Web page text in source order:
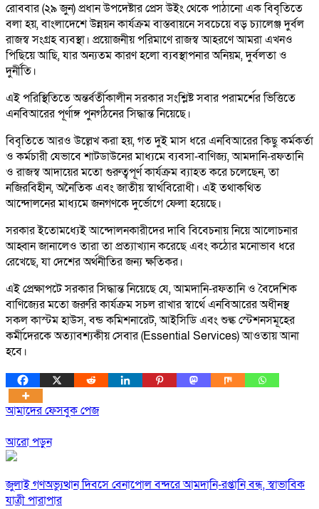
রোববার (২৯ জুন) প্রধান উপদেষ্টার প্রেস উইং থেকে পাঠানো এক বিবৃতিতে
বলা হয়, বাংলাদেশে উন্নয়ন কার্যক্রম বাস্তবায়নে সবচেয়ে বড় চ্যালেঞ্জ দুর্বল
রাজস্ব সংগ্রহ ব্যবস্থা। প্রয়োজনীয় পরিমাণে রাজস্ব আহরণে আমরা এখনও
পিছিয়ে আছি, যার অন্যতম কারণ হলো ব্যবস্থাপনার অনিয়ম, দুর্বলতা ও
দুর্নীতি।
এই পরিস্থিতিতে অন্তর্বর্তীকালীন সরকার সংশ্লিষ্ট সবার পরামর্শের ভিত্তিতে
এনবিআরের পূর্ণাঙ্গ পুনর্গঠনের সিদ্ধান্ত নিয়েছে।
বিবৃতিতে আরও উল্লেখ করা হয়, গত দুই মাস ধরে এনবিআরের কিছু কর্মকর্তা
ও কর্মচারী যেভাবে শাটডাউনের মাধ্যমে ব্যবসা-বাণিজ্য, আমদানি-রফতানি
ও রাজস্ব আদায়ের মতো গুরুত্বপূর্ণ কার্যক্রম ব্যাহত করে চলেছেন, তা
নজিরবিহীন, অনৈতিক এবং জাতীয় স্বার্থবিরোধী। এই তথাকথিত
আন্দোলনের মাধ্যমে জনগণকে দুর্ভোগে ফেলা হয়েছে।
সরকার ইতোমধ্যেই আন্দোলনকারীদের দাবি বিবেচনায় নিয়ে আলোচনার
আহ্বান জানালেও তারা তা প্রত্যাখ্যান করেছে এবং কঠোর মনোভাব ধরে
রেখেছে, যা দেশের অর্থনীতির জন্য ক্ষতিকর।
এই প্রেক্ষাপটে সরকার সিদ্ধান্ত নিয়েছে যে, আমদানি-রফতানি ও বৈদেশিক
বাণিজ্যের মতো জরুরি কার্যক্রম সচল রাখার স্বার্থে এনবিআরের অধীনস্থ
সকল কাস্টম হাউস, বন্ড কমিশনারেট, আইসিডি এবং শুল্ক স্টেশনসমূহের
কর্মীদেরকে অত্যাবশ্যকীয় সেবার (Essential Services) আওতায় আনা
হবে।
আমাদের ফেসবুক পেজ
আরো পড়ুন
জুলাই গণঅভ্যুত্থান দিবসে বেনাপোল বন্দরে আমদানি-রপ্তানি বন্ধ, স্বাভাবিক
যাত্রী পারাপার